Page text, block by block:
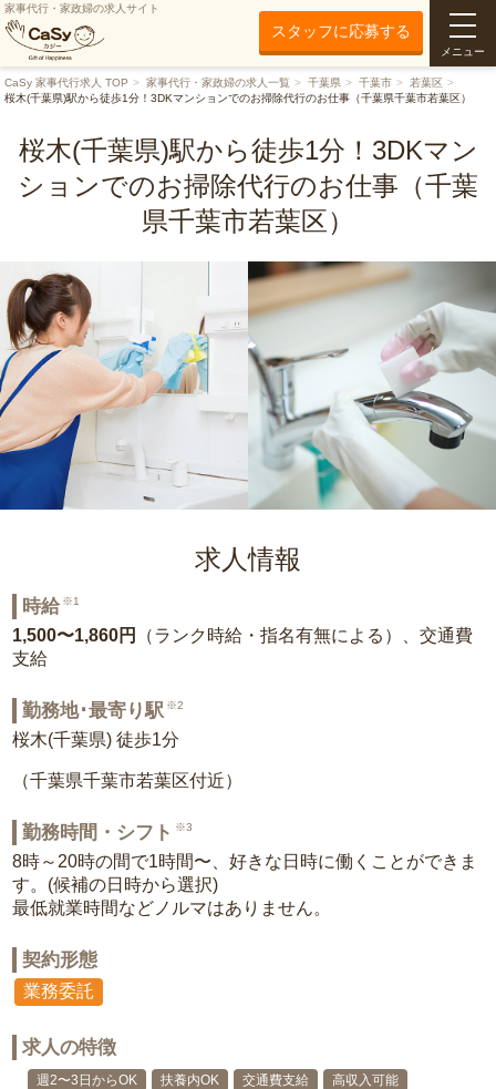
家事代行・家政婦の求人サイト
スタッフに応募する
メニュー
CaSy 家事代行求人 TOP 家事代行・家政婦の求人一覧 千葉県 千葉市
若葉区
桜木(千葉県)駅から徒歩1分！3DKマンションでのお掃除代行のお仕事（千葉県千葉市若葉区）
桜木(千葉県)駅から徒歩1分！3DKマン
ションでのお掃除代行のお仕事（千葉
県千葉市若葉区）
求人情報
時給 ※1
1,500〜1,860円
（ランク時給・指名有無による）、交通費
支給
勤務地･最寄り駅 ※2
桜木(千葉県) 徒歩1分
（千葉県千葉市若葉区付近）
勤務時間・シフト ※3
8時～20時の間で1時間〜、好きな日時に働くことができま
す。(候補の日時から選択)
最低就業時間などノルマはありません。
契約形態
業務委託
求人の特徴
週2〜3日からOK 扶養内OK 交通費支給
高収入可能